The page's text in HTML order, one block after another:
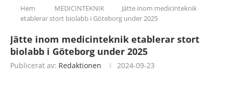
Hem MEDICINTEKNIK
Jätte inom medicinteknik
etablerar stort biolabb i Göteborg under 2025
Jätte inom medicinteknik etablerar stort
biolabb i Göteborg under 2025
Publicerat av: Redaktionen 2024-09-23